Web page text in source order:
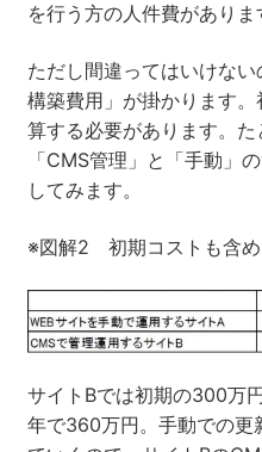
を行う方の人件費がありま
ただし間違ってはいけな
構築費用」が掛かります
算する必要があります。
「CMS管理」と「手動」
してみます。
※図解2 初期コストも含
サイトBでは初期の300万
年で360万円。手動での更